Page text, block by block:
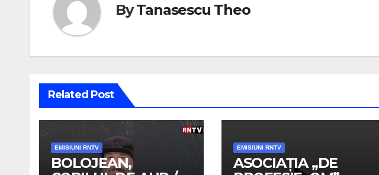
ByTanasescu Theo
Related Post
EMISIUNI RNTV
BOLOJEAN,
EMISIUNI RNTV
ASOCIAȚIA „DE